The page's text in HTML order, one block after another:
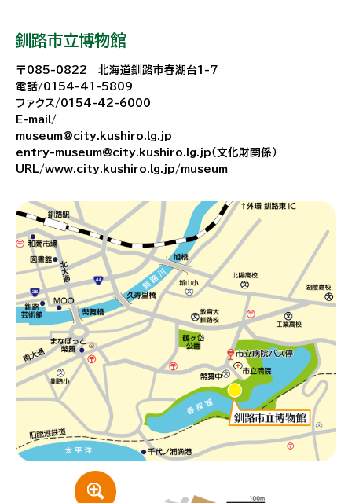
釧路市立博物館
〒085-0822 北海道釧路市春湖台1-7
電話/0154-41-5809
ファクス/0154-42-6000
E-mail/
museum@city.kushiro.lg.jp
entry-museum@city.kushiro.lg.jp（文化財関係）
URL/www.city.kushiro.lg.jp/museum